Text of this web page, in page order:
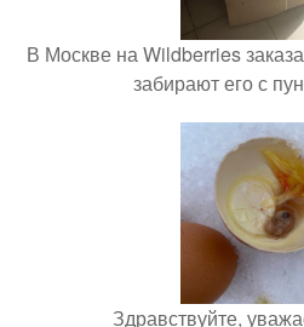
В Москве на Wildberries
забирают его с
Здравствуйте,